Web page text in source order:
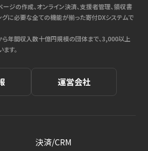
ージの作成、オンライン決済、支援者管理、領収書
グに必要な全ての機能が揃った寄付DXシステムで
年間収入数十億円規模の団体まで、3,000以上
す。
運営会社
決済/CRM